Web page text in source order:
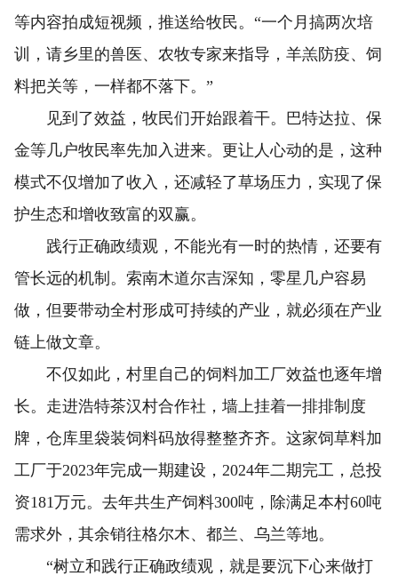
等内容拍成短视频，推送给牧民。“一个月搞两次培
训，请乡里的兽医、农牧专家来指导，羊羔防疫、饲
料把关等，一样都不落下。”
见到了效益，牧民们开始跟着干。巴特达拉、保
金等几户牧民率先加入进来。更让人心动的是，这种
模式不仅增加了收入，还减轻了草场压力，实现了保
护生态和增收致富的双赢。
践行正确政绩观，不能光有一时的热情，还要有
管长远的机制。索南木道尔吉深知，零星几户容易
做，但要带动全村形成可持续的产业，就必须在产业
链上做文章。
不仅如此，村里自己的饲料加工厂效益也逐年增
长。走进浩特茶汉村合作社，墙上挂着一排排制度
牌，仓库里袋装饲料码放得整整齐齐。这家饲草料加
工厂于2023年完成一期建设，2024年二期完工，总投
资181万元。去年共生产饲料300吨，除满足本村60吨
需求外，其余销往格尔木、都兰、乌兰等地。
“树立和践行正确政绩观，就是要沉下心来做打